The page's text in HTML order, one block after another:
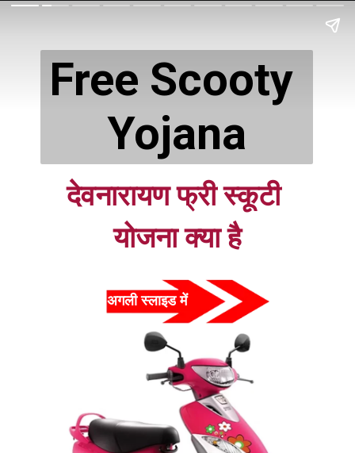
Free Scooty
Yojana
देवनारायण फ्री स्कूटी
योजना क्या है
अगली स्लाइड में